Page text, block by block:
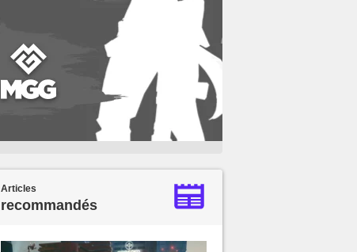
Articles
recommandés